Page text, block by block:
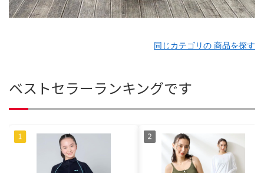
同じカテゴリの 商品を探す
ベストセラーランキングです